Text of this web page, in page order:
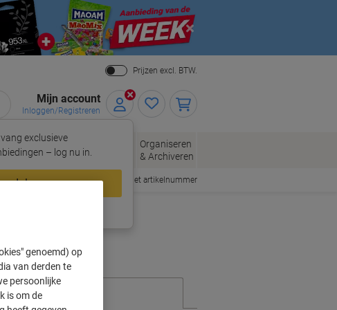
Close
Prijzen excl. BTW.
Mijn account
Inloggen/Registreren
exclusieve
– log nu in.
Inloggen
Enveloppen
Kantoorartikelen
Organiseren
& Archiveren
Snel bestellen met artikelnummer
genoemd) op
van derden te
persoonlijke
is om de